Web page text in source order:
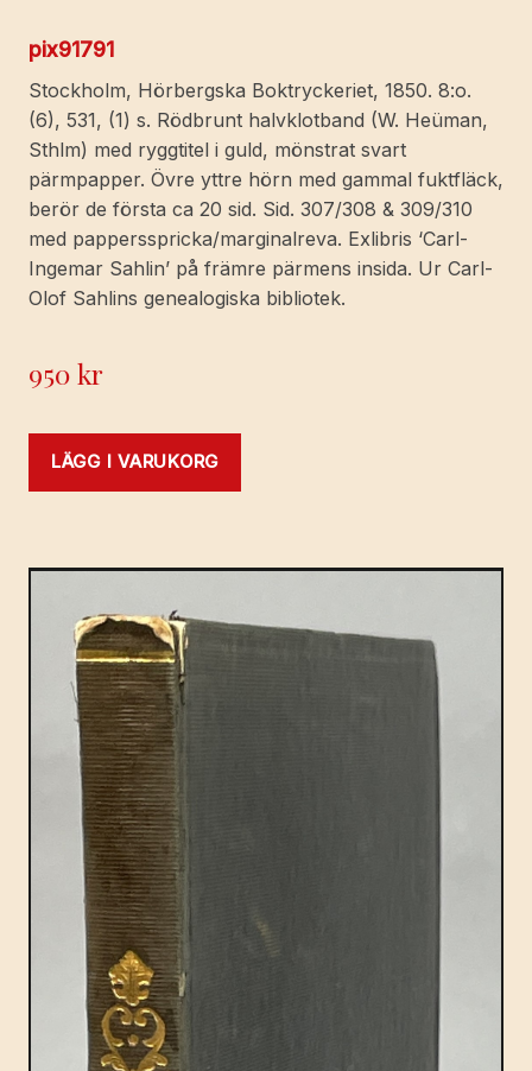
pix91791
Stockholm, Hörbergska Boktryckeriet, 1850. 8:o.
(6), 531, (1) s. Rödbrunt halvklotband (W. Heüman,
Sthlm) med ryggtitel i guld, mönstrat svart
pärmpapper. Övre yttre hörn med gammal fuktfläck,
berör de första ca 20 sid. Sid. 307/308 & 309/310
med pappersspricka/marginalreva. Exlibris ‘Carl-
Ingemar Sahlin’ på främre pärmens insida. Ur Carl-
Olof Sahlins genealogiska bibliotek.
950kr
LÄGG I VARUKORG